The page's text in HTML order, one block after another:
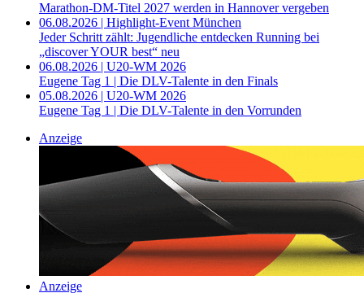
Marathon-DM-Titel 2027 werden in Hannover vergeben
06.08.2026 | Highlight-Event München
Jeder Schritt zählt: Jugendliche entdecken Running bei
„discover YOUR best“ neu
06.08.2026 | U20-WM 2026
Eugene Tag 1 | Die DLV-Talente in den Finals
05.08.2026 | U20-WM 2026
Eugene Tag 1 | Die DLV-Talente in den Vorrunden
Anzeige
Anzeige